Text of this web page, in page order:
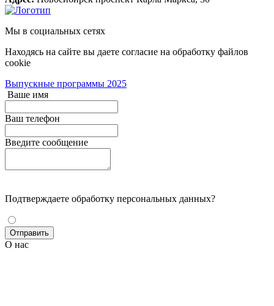
Мы в социальных сетях
Находясь на сайте вы даете согласие на обработку файлов
cookie
Выпускные программы 2025
Ваше имя
Ваш телефон
Введите сообщение
Подтверждаете обработку персональных данных?
О нас